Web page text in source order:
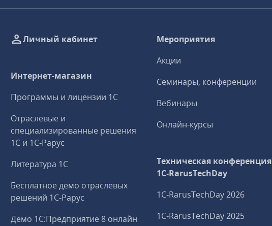
Личный кабинет
Интернет-магазин
Программы и лицензии 1С
Отраслевые и
специализированные решения
1С и 1С‑Рарус
Литература 1С
Бесплатное демо отраслевых
решений 1С‑Рарус
Демо 1С:Предприятие 8 онлайн
Мероприятия
Акции
Семинары, конференции
Вебинары
Онлайн-курсы
Техническая конференция
1C‑RarusTechDay
1C‑RarusTechDay 2026
1C‑RarusTechDay 2025